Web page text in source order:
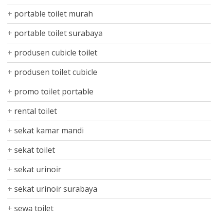
portable toilet murah
portable toilet surabaya
produsen cubicle toilet
produsen toilet cubicle
promo toilet portable
rental toilet
sekat kamar mandi
sekat toilet
sekat urinoir
sekat urinoir surabaya
sewa toilet